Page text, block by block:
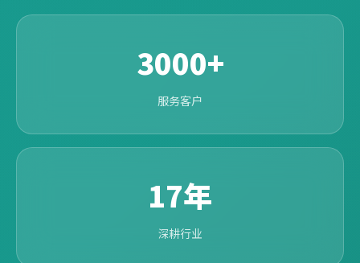
3000+
服务客户
17年
深耕行业